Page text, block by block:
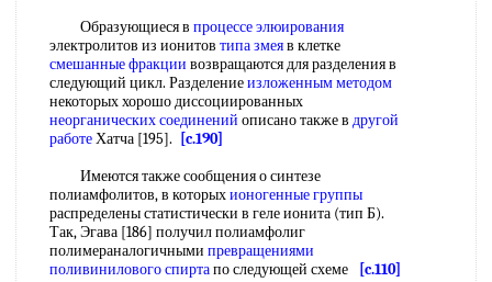
Образующиеся в процессе элюирования
электролитов из ионитов типа змеяв клетке
смешанные фракции возвращаются для разделения в
следующий цикл. Разделениеизложенным методом
некоторых хорошо диссоциированных
неорганических соединений описано также в другой
работеХатча [195].
[c.190]
Имеются также сообщения о синтезе
полиамфолитов, в которыхионогенные группы
распределены статистически в геле ионита (тип Б).
Так, Эгава [186] получил полиамфолиг
полимераналогичными превращениями
поливинилового спиртапо следующей схеме [c.110]